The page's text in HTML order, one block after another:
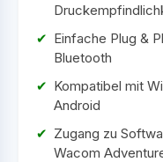
Einfache Plug &
Bluetooth
Kompatibel mit
Android
Zugang zu
Wacom